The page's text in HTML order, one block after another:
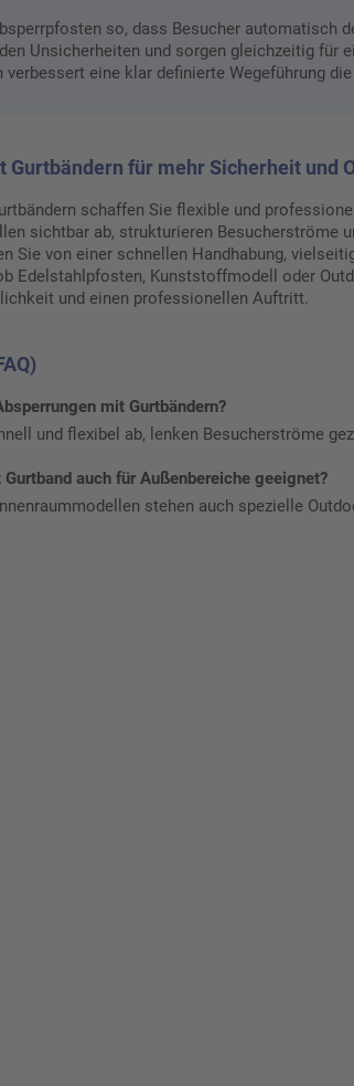
so, dass Besucher automatisch
Unsicherheiten und sorgen gleichzeitig für
verbessert eine klar definierte Wegeführung
Gurtbändern für mehr Sicherheit und
schaffen Sie flexible und
sichtbar ab, strukturieren Besucherströme
Sie von einer schnellen Handhabung,
Edelstahlpfosten, Kunststoffmodell oder
und einen professionellen Auftritt.
mit Gurtbändern?
und flexibel ab, lenken Besucherströme
auch für Außenbereiche geeignet?
stehen auch spezielle